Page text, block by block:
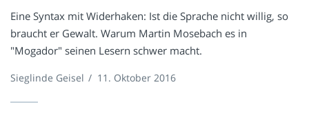
Eine Syntax mit Widerhaken: Ist die Sprache nicht willig, so
braucht er Gewalt. Warum Martin Mosebach es in
"Mogador" seinen Lesern schwer macht.
Sieglinde Geisel / 11. Oktober 2016